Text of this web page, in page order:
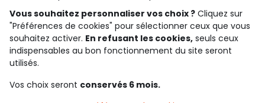
notre catalogue
Conditions générales de ventes et d'utilisation
Conditions d’utilisation des réseaux sociaux
Politique de confidentialité
Cookies et données personnelles
Vous souhaitez personnaliser vos choix ? Cliquez sur
"Préférences de cookies" pour sélectionner ceux que vous
souhaitez activer. En refusant les cookies, seuls ceux
indispensables au bon fonctionnement du site seront
utilisés.
Vos choix seront conservés 6 mois.